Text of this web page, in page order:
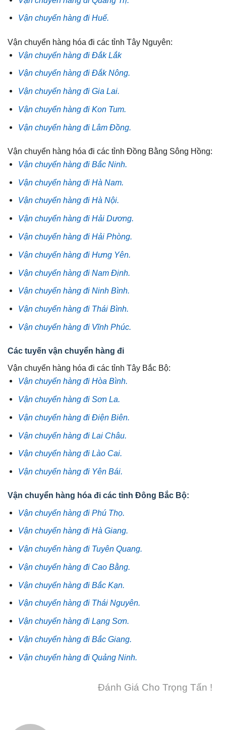
Vận chuyển hàng đi Huế.
Vận chuyển hàng hóa đi các tỉnh Tây Nguyên:
Vận chuyển hàng đi Đắk Lắk
Vận chuyển hàng đi Đắk Nông.
Vận chuyển hàng đi Gia Lai.
Vận chuyển hàng đi Kon Tum.
Vận chuyển hàng đi Lâm Đồng.
Vận chuyển hàng hóa đi các tỉnh Đồng Bằng Sông Hồng:
Vận chuyển hàng đi Bắc Ninh.
Vận chuyển hàng đi Hà Nam.
Vận chuyển hàng đi Hà Nội.
Vận chuyển hàng đi Hải Dương.
Vận chuyển hàng đi Hải Phòng.
Vận chuyển hàng đi Hưng Yên.
Vận chuyển hàng đi Nam Định.
Vận chuyển hàng đi Ninh Bình.
Vận chuyển hàng đi Thái Bình.
Vận chuyển hàng đi Vĩnh Phúc.
Các tuyến vận chuyển hàng đi
Vận chuyển hàng hóa đi các tỉnh Tây Bắc Bộ:
Vận chuyển hàng đi Hòa Bình.
Vận chuyển hàng đi Sơn La.
Vận chuyển hàng đi Điện Biên.
Vận chuyển hàng đi Lai Châu.
Vận chuyển hàng đi Lào Cai.
Vận chuyển hàng đi Yên Bái.
Vận chuyển hàng hóa đi các tỉnh Đông Bắc Bộ:
Vận chuyển hàng đi Phú Thọ.
Vận chuyển hàng đi Hà Giang.
Vận chuyển hàng đi Tuyên Quang.
Vận chuyển hàng đi Cao Bằng.
Vận chuyển hàng đi Bắc Kạn.
Vận chuyển hàng đi Thái Nguyên.
Vận chuyển hàng đi Lạng Sơn.
Vận chuyển hàng đi Bắc Giang.
Vận chuyển hàng đi Quảng Ninh.
Đánh Giá Cho Trọng Tấn !